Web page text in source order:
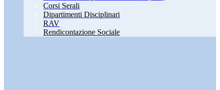
Corsi Serali
Dipartimenti Disciplinari
RAV
Rendicontazione Sociale